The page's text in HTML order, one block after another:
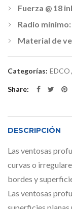
Fuerza @ 18
Radio
Material de
Categorías: EDCO,
Share
DESCRIPCIÓN
Las ventosas
curvas o
bordes y
Las ventosas